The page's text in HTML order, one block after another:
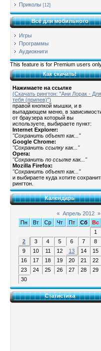
Приколы [12]
Всё для мобильного
Игры
Программы
Аудиокниги
This feature is for Premium users
Как скачать!
Нажимаете на ссылке
(Скачать рингтон: "Ани Лорак - Для
тебя (припев)")
правой кнопкой мышки, и в
выпадающем меню, в
от браузера который вы
используете, выбираете пункт:
Internet Explorer:
"Сохранить объект как..."
Google Chrome:
"Сохранить ссылку как..."
Opera:
"Сохранить по ссылке как..."
Mozilla Firefox:
"Сохранить объект как..."
и выбираете куда хотите
рингтон.
Календарь
« Апрель 2012 »
Пн
Вт Ср Чт Пт Сб
Вс
1
2
3 4 5 6 7
8
9
10 11 12 13 14
15
16
17 18 19 20 21
22
23
24 25 26 27 28
29
30
Статистика